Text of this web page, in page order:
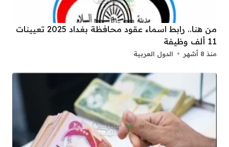
من هنا.. رابط اسماء عقود محافظة بغداد 2025 تعيينات
11 ألف وظيفة
منذ 8 أشهر الدول العربية